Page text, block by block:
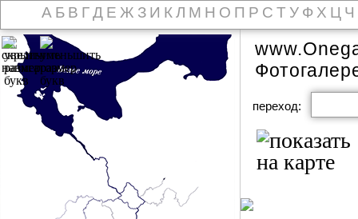
А Б В Г Д Е Ж З И К Л М Н О П Р С Т У Ф Х Ц Ч
переход: